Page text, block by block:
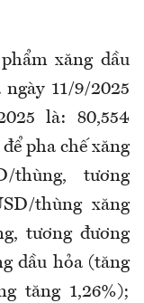
xăng dầu
11/9/2025
là: 80,554
pha chế xăng
thùng, tương
thùng xăng
tương đương
dầu hỏa (tăng
tăng 1,26%);